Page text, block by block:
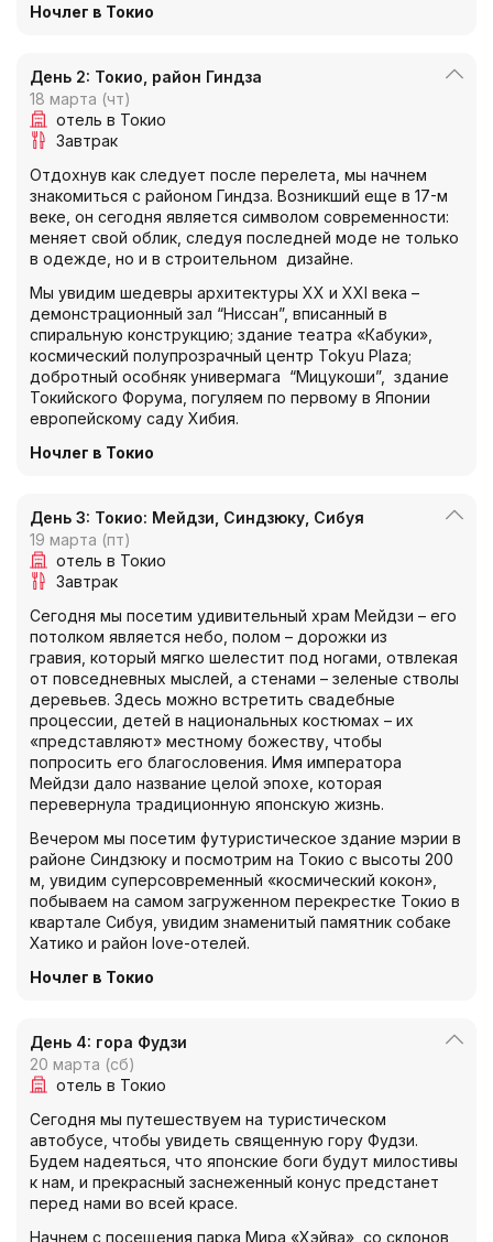
Ночлег в Токио
День 2: Токио, район Гиндза
18 марта (чт)
отель в Токио
Завтрак
Отдохнув как следует после перелета, мы начнем
знакомиться с районом Гиндза. Возникший еще в 17-м
веке, он сегодня является символом современности:
меняет свой облик, следуя последней моде не только
в одежде, но и в строительном дизайне.
Мы увидим шедевры архитектуры XX и XXI века –
демонстрационный зал “Ниссан”, вписанный в
спиральную конструкцию; здание театра «Кабуки»,
космический полупрозрачный центр Tokyu Plaza;
добротный особняк универмага “Мицукоши”, здание
Токийского Форума, погуляем по первому в Японии
европейскому саду Хибия.
Ночлег в Токио
День 3: Токио: Мейдзи, Синдзюку, Сибуя
19 марта (пт)
отель в Токио
Завтрак
Сегодня мы посетим удивительный храм Мейдзи – его
потолком является небо, полом – дорожки из
гравия, который мягко шелестит под ногами, отвлекая
от повседневных мыслей, а стенами – зеленые стволы
деревьев. Здесь можно встретить свадебные
процессии, детей в национальных костюмах – их
«представляют» местному божеству, чтобы
попросить его благословения. Имя императора
Мейдзи дало название целой эпохе, которая
перевернула традиционную японскую жизнь.
Вечером мы посетим футуристическое здание мэрии в
районе Синдзюку и посмотрим на Токио с высоты 200
м, увидим суперсовременный «космический кокон»,
побываем на самом загруженном перекрестке Токио в
квартале Сибуя, увидим знаменитый памятник собаке
Хатико и район love-отелей.
Ночлег в Токио
День 4: гора Фудзи
20 марта (сб)
отель в Токио
Сегодня мы путешествуем на туристическом
автобусе, чтобы увидеть священную гору Фудзи.
Будем надеяться, что японские боги будут милостивы
к нам, и прекрасный заснеженный конус предстанет
перед нами во всей красе.
Начнем с посещения парка Мира «Хэйва», со склонов